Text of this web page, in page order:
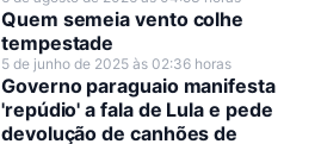
Quem semeia vento colhe
tempestade
5 de junho de 2025 às 02:36 horas
Governo paraguaio manifesta
'repúdio' a fala de Lula e pede
devolução de canhões de